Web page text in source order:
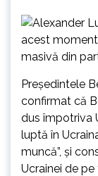
Președintele
confirmat că
dus împotriva
luptă în
muncă”, și
Ucrainei de pe